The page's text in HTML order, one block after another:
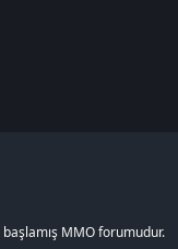
başlamış MMO forumudur.